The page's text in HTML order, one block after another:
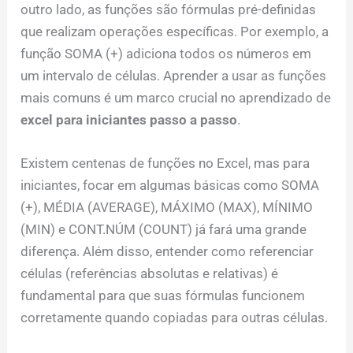
outro lado, as funções são fórmulas pré-definidas
que realizam operações específicas. Por exemplo, a
função SOMA (+) adiciona todos os números em
um intervalo de células. Aprender a usar as funções
mais comuns é um marco crucial no aprendizado de
excel para iniciantes passo a passo.
Existem centenas de funções no Excel, mas para
iniciantes, focar em algumas básicas como SOMA
(+), MÉDIA (AVERAGE), MÁXIMO (MAX), MÍNIMO
(MIN) e CONT.NÚM (COUNT) já fará uma grande
diferença. Além disso, entender como referenciar
células (referências absolutas e relativas) é
fundamental para que suas fórmulas funcionem
corretamente quando copiadas para outras células.